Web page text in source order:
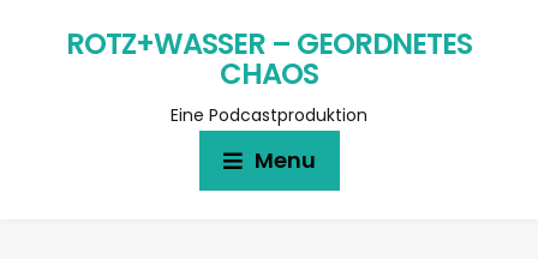
ROTZ+WASSER – GEORDNETES
CHAOS
Eine Podcastproduktion
Menu